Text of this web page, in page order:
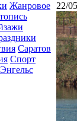
Жанровое
Саратов
Спорт
Энгельс
22/